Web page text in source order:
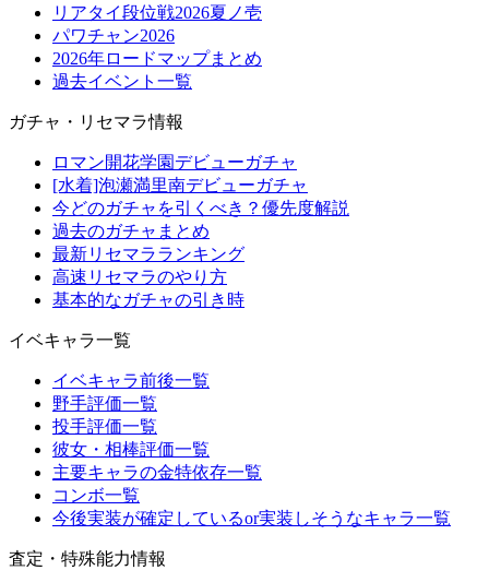
リアタイ段位戦2026夏ノ壱
パワチャン2026
2026年ロードマップまとめ
過去イベント一覧
ガチャ・リセマラ情報
ロマン開花学園デビューガチャ
[水着]泡瀬満里南デビューガチャ
今どのガチャを引くべき？優先度解説
過去のガチャまとめ
最新リセマラランキング
高速リセマラのやり方
基本的なガチャの引き時
イベキャラ一覧
イベキャラ前後一覧
野手評価一覧
投手評価一覧
彼女・相棒評価一覧
主要キャラの金特依存一覧
コンボ一覧
今後実装が確定しているor実装しそうなキャラ一覧
査定・特殊能力情報